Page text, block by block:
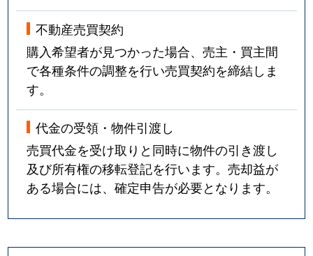
不動産売買契約
購入希望者が見つかった場合、売主・買主間
で各種条件の調整を行い売買契約を締結しま
す。
代金の受領・物件引渡し
売買代金を受け取りと同時に物件の引き渡し
及び所有権の移転登記を行います。売却益が
ある場合には、確定申告が必要となります。